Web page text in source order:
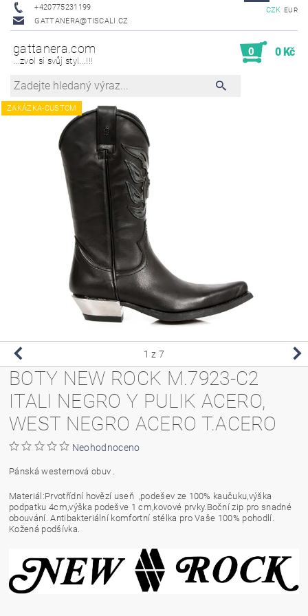
+420775231199
GATTANERA@TISCALI.CZ
CZK EUR
gattanera.com
...zvol si svůj styl...!!!
0 0 Kč
ZAKÁZKA-CUSTOM
1 z 7
BOTY NEW ROCK M.7923-C2
ITALI NEGRO Y PULIK ACERO,
WEST NEGRO ACERO T.ACERO
Neohodnoceno
Pánská westernová obuv .
Materiál:Prvotřídní hovězí useň ,podešev ze 100% kaučuku,výška
podpatku 4cm,výška podešve 1 cm,kovové prvky.Boční zip pro snadné
obouvání. Antibakteriální komfortní stélka pro Vaše 100% pohodlí.
Kožená podšívka.